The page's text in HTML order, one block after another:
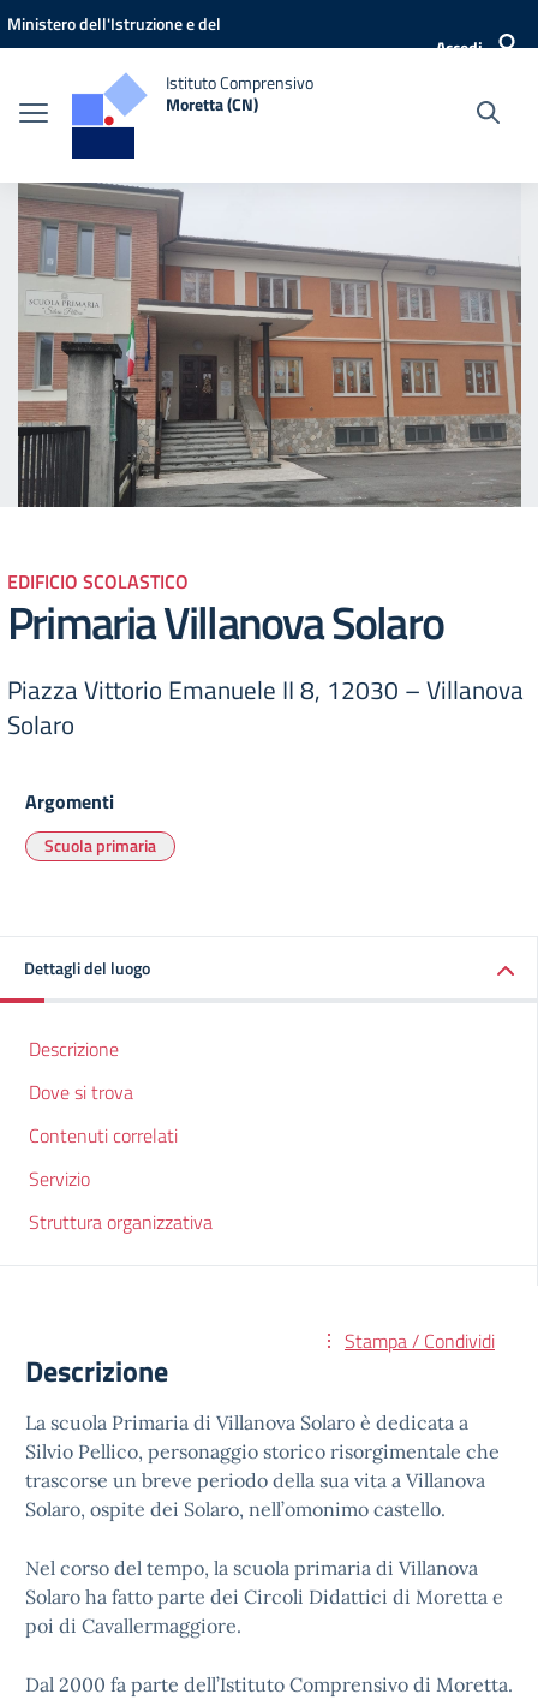
Vai ai contenuti
Vai al menu di navigazione
Vai al footer
Ministero dell'Istruzione e del
Accedi
Istituto Comprensivo
Moretta (CN)
EDIFICIO SCOLASTICO
Primaria Villanova Solaro
Piazza Vittorio Emanuele II 8, 12030 – Villanova
Solaro
Argomenti
Scuola primaria
Dettagli del luogo
Descrizione
Dove si trova
Contenuti correlati
Servizio
Struttura organizzativa
Stampa / Condividi
Descrizione
La scuola Primaria di Villanova Solaro è dedicata a
Silvio Pellico, personaggio storico risorgimentale che
trascorse un breve periodo della sua vita a Villanova
Solaro, ospite dei Solaro, nell’omonimo castello.
Nel corso del tempo, la scuola primaria di Villanova
Solaro ha fatto parte dei Circoli Didattici di Moretta e
poi di Cavallermaggiore.
Dal 2000 fa parte dell’Istituto Comprensivo di Moretta.